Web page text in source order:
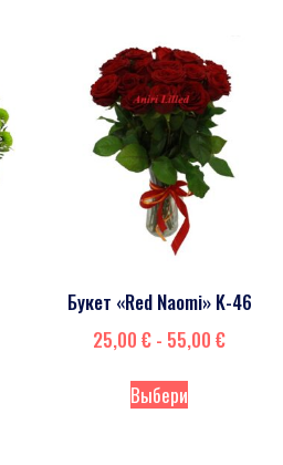
Букет «Red Naomi» K-46
25,00 € - 55,00 €
Выбери